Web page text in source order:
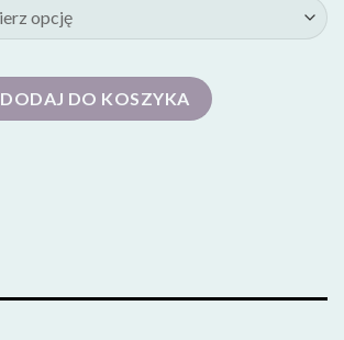
DODAJ DO KOSZYKA